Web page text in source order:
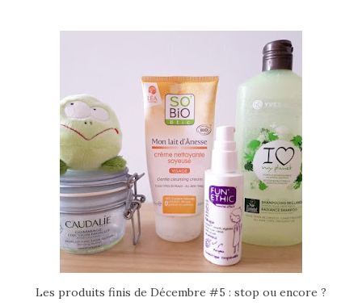
Les produits finis de Décembre #5 : stop ou encore ?